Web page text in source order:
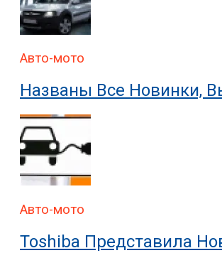
Авто-мото
Названы Все Новинки,
Авто-мото
Toshiba Представила